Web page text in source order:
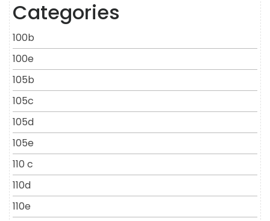
Categories
100b
100e
105b
105c
105d
105e
110 c
110d
110e